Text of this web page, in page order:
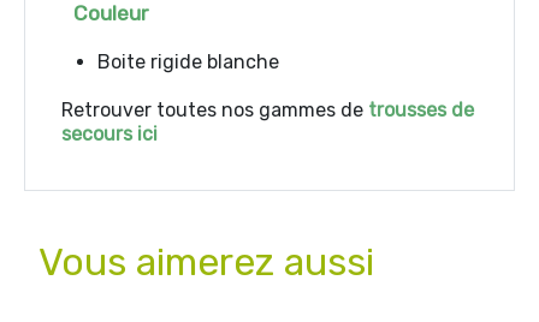
Couleur
Boite rigide blanche
Retrouver toutes nos gammes de trousses de
secours ici
Vous aimerez aussi